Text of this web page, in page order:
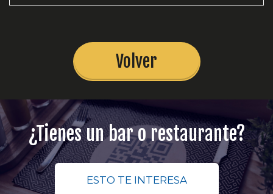
Volver
¿Tienes un bar o restaurante?
ESTO TE INTERESA